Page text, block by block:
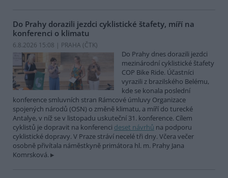
Do Prahy dorazili jezdci cyklistické štafety, míří na
konferenci o klimatu
6.8.2026 15:08 | PRAHA (ČTK)
Do Prahy dnes dorazili jezdci
mezinárodní cyklistické štafety
COP Bike Ride. Účastníci
vyrazili z brazilského Belému,
kde se konala poslední
konference smluvních stran Rámcové úmluvy Organizace
spojených národů (OSN) o změně klimatu, a míří do turecké
Antalye, v níž se v listopadu uskuteční 31. konference. Cílem
cyklistů je dopravit na konferenci deset návrhů na podporu
cyklistické dopravy. V Praze stráví necelé tři dny. Včera večer
osobně přivítala náměstkyně primátora hl. m. Prahy Jana
Komrsková.